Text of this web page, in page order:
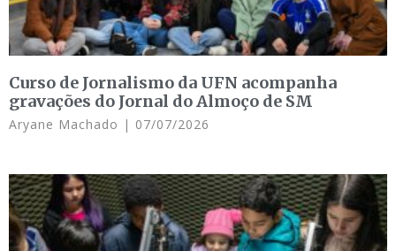
Curso de Jornalismo da UFN acompanha
gravações do Jornal do Almoço de SM
Aryane Machado 07/07/2026